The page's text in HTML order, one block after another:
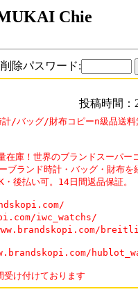
Chie
除パスワード:
投稿時間：
計/バッグ/財布コピーn級品送料
在庫！世界のブランドスーパー
ブランド時計・バッグ・財布を
後払い可。14日間返品保証。
iwc_watchs/
www.brandskopi.com/
受け付けております